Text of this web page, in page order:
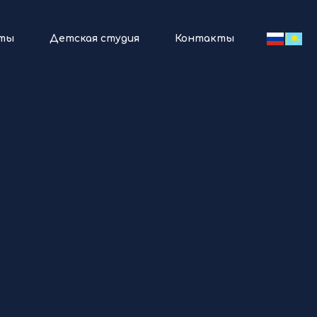
Детская студия Контакты